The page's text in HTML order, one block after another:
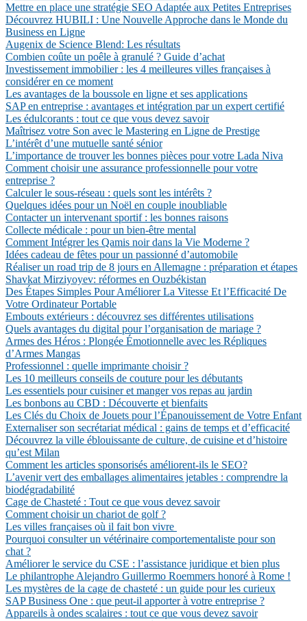
Mettre en place une stratégie SEO Adaptée aux Petites Entreprises
Découvrez HUBILI : Une Nouvelle Approche dans le Monde du
Business en Ligne
Augenix de Science Blend: Les résultats
Combien coûte un poêle à granulé ? Guide d’achat
Investissement immobilier : les 4 meilleures villes françaises à
considérer en ce moment
Les avantages de la boussole en ligne et ses applications
SAP en entreprise : avantages et intégration par un expert certifié
Les édulcorants : tout ce que vous devez savoir
Maîtrisez votre Son avec le Mastering en Ligne de Prestige
L’intérêt d’une mutuelle santé sénior
L’importance de trouver les bonnes pièces pour votre Lada Niva
Comment choisir une assurance professionnelle pour votre
entreprise ?
Calculer le sous-réseau : quels sont les intérêts ?
Quelques idées pour un Noël en couple inoubliable
Contacter un intervenant sportif : les bonnes raisons
Collecte médicale : pour un bien-être mental
Comment Intégrer les Qamis noir dans la Vie Moderne ?
Idées cadeau de fêtes pour un passionné d’automobile
Réaliser un road trip de 8 jours en Allemagne : préparation et étapes
Shavkat Mirziyoyev: réformes en Ouzbékistan
Des Étapes Simples Pour Améliorer La Vitesse Et l’Efficacité De
Votre Ordinateur Portable
Embouts extérieurs : découvrez ses différentes utilisations
Quels avantages du digital pour l’organisation de mariage ?
Armes des Héros : Plongée Émotionnelle avec les Répliques
d’Armes Mangas
Professionnel : quelle imprimante choisir ?
Les 10 meilleurs conseils de couture pour les débutants
Les essentiels pour cuisiner et manger vos repas au jardin
Les bonbons au CBD : Découverte et bienfaits
Les Clés du Choix de Jouets pour l’Épanouissement de Votre Enfant
Externaliser son secrétariat médical : gains de temps et d’efficacité
Découvrez la ville éblouissante de culture, de cuisine et d’histoire
qu’est Milan
Comment les articles sponsorisés améliorent-ils le SEO?
L’avenir vert des emballages alimentaires jetables : comprendre la
biodégradabilité
Cage de Chasteté : Tout ce que vous devez savoir
Comment choisir un chariot de golf ?
Les villes françaises où il fait bon vivre
Pourquoi consulter un vétérinaire comportementaliste pour son
chat ?
Améliorer le service du CSE : l’assistance juridique et bien plus
Le philantrophe Alejandro Guillermo Roemmers honoré à Rome !
Les mystères de la cage de chasteté : un guide pour les curieux
SAP Business One : que peut-il apporter à votre entreprise ?
Appareils à ondes scalaires : tout ce que vous devez savoir